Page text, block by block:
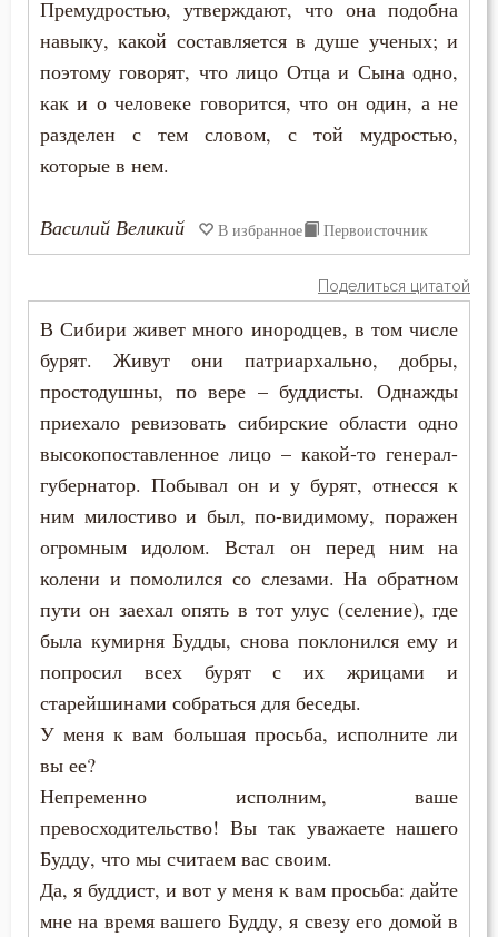
Молитва
Молчание
Монастырь
Мудрость
Мужество
Мученичество
Мысли
Мытарство
Наказание
Намерение
Наслаждение
Насмешка
Наставление
Начальство
Ненависть
Премудростью, утверждают, что она подобна
навыку, какой составляется в душе ученых; и
поэтому говорят, что лицо Отца и Сына одно,
как и о человеке говорится, что он один, а не
разделен с тем словом, с той мудростью,
которые в нем.
Василий Великий В избранное Первоисточник
Поделиться цитатой
В Сибири живет много инородцев, в том числе
бурят. Живут они патриархально, добры,
простодушны, по вере – буддисты. Однажды
приехало ревизовать сибирские области одно
высокопоставленное лицо – какой-то генерал-
губернатор. Побывал он и у бурят, отнесся к
ним милостиво и был, по-видимому, поражен
огромным идолом. Встал он перед ним на
колени и помолился со слезами. На обратном
пути он заехал опять в тот улус (селение), где
была кумирня Будды, снова поклонился ему и
попросил всех бурят с их жрицами и
старейшинами собраться для беседы.
У меня к вам большая просьба, исполните ли
вы ее?
Непременно исполним, ваше
превосходительство! Вы так уважаете нашего
Будду, что мы считаем вас своим.
Да, я буддист, и вот у меня к вам просьба: дайте
мне на время вашего Будду, я свезу его домой в